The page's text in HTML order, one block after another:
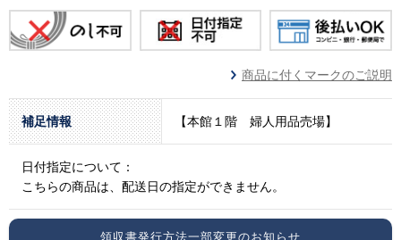
商品に付くマークのご説明
補足情報 【本館１階 婦人用品売場】
日付指定について：
こちらの商品は、配送日の指定ができません。
領収書発行方法一部変更のお知らせ